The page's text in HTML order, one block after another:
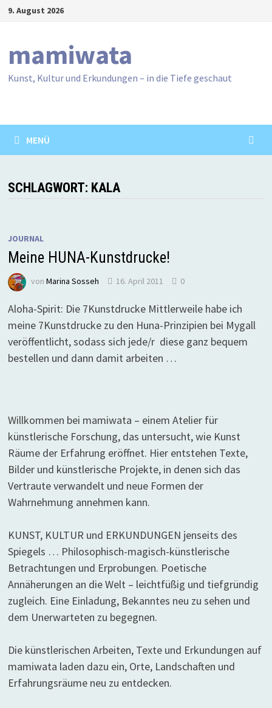
Zum9. August 2026
mamiwata
Kunst, Kultur und Erkundungen – in die Tiefe geschaut
MENÜ
SCHLAGWORT: KALA
JOURNAL
Meine HUNA-Kunstdrucke!
von Marina Sosseh 16. April 2011 0
Aloha-Spirit: Die 7Kunstdrucke Mittlerweile habe ich
meine 7Kunstdrucke zu den Huna-Prinzipien bei Mygall
veröffentlicht, sodass sich jede/r diese ganz bequem
bestellen und dann damit arbeiten …
Willkommen bei mamiwata – einem Atelier für
künstlerische Forschung, das untersucht, wie Kunst
Räume der Erfahrung eröffnet. Hier entstehen Texte,
Bilder und künstlerische Projekte, in denen sich das
Vertraute verwandelt und neue Formen der
Wahrnehmung annehmen kann.
KUNST, KULTUR und ERKUNDUNGEN jenseits des
Spiegels … Philosophisch-magisch-künstlerische
Betrachtungen und Erprobungen. Poetische
Annäherungen an die Welt – leichtfüßig und tiefgründig
zugleich. Eine Einladung, Bekanntes neu zu sehen und
dem Unerwarteten zu begegnen.
Die künstlerischen Arbeiten, Texte und Erkundungen auf
mamiwata laden dazu ein, Orte, Landschaften und
Erfahrungsräume neu zu entdecken.